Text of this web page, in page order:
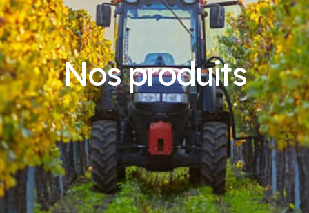
Nos produits